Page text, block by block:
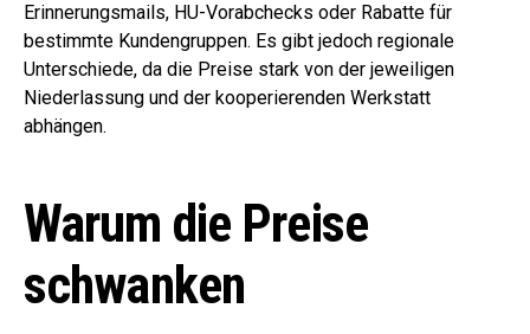
Erinnerungsmails, HU-Vorabchecks oder Rabatte für
bestimmte Kundengruppen. Es gibt jedoch regionale
Unterschiede, da die Preise stark von der jeweiligen
Niederlassung und der kooperierenden Werkstatt
abhängen.
Warum die Preise
schwanken